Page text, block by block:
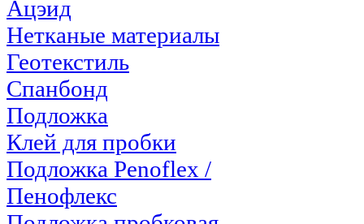
Ацэид
Нетканые материалы
Геотекстиль
Спанбонд
Подложка
Клей для пробки
Подложка Penoflex /
Пенофлекс